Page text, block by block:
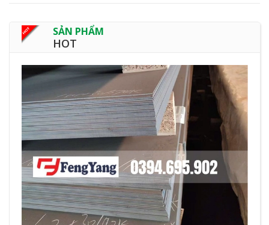
SẢN PHẨM
HOT